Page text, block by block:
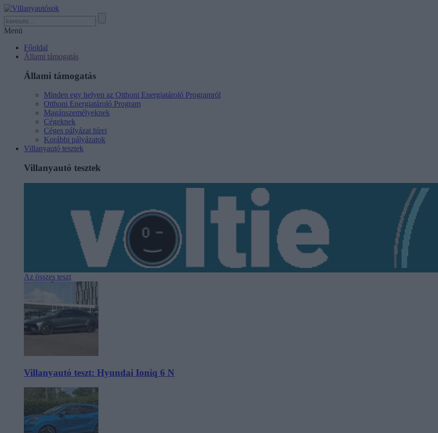
Menü
Főoldal
Állami támogatás
Állami támogatás
Minden egy helyen az Otthoni Energiatároló Programról
Otthoni Energiatároló Program
Magánszemélyeknek
Cégeknek
Céges pályázat hírei
Korábbi pályázatok
Villanyautó tesztek
Villanyautó tesztek
Az összes teszt
Villanyautó teszt: Hyundai Ioniq 6 N